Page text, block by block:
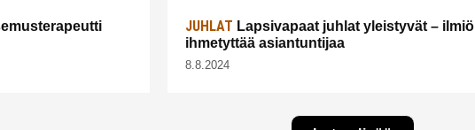
JUHLAT Lapsivapaat juhlat yleistyvät – ilmiö
ihmetyttää asiantuntijaa
8.8.2024